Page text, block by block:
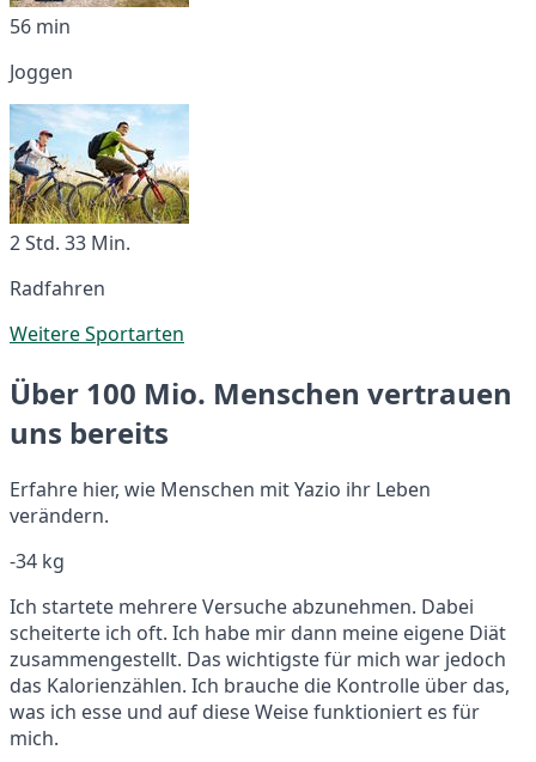
56 min
Joggen
2 Std. 33 Min.
Radfahren
Weitere Sportarten
Über 100 Mio. Menschen vertrauen
uns bereits
Erfahre hier, wie Menschen mit Yazio ihr Leben
verändern.
-34 kg
Ich startete mehrere Versuche abzunehmen. Dabei
scheiterte ich oft. Ich habe mir dann meine eigene Diät
zusammengestellt. Das wichtigste für mich war jedoch
das Kalorienzählen. Ich brauche die Kontrolle über das,
was ich esse und auf diese Weise funktioniert es für
mich.